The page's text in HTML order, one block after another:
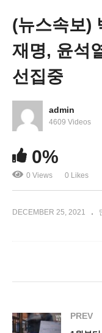
바이든 더나은
‘포기는 없다’
(뉴스속보)
재명, 윤석
선집중
admin
4609 Videos
0%
0 Views 0 Likes
DECEMBER 25, 2021
PREV